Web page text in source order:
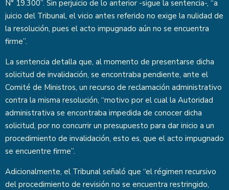
N° 19.300”. Sin perjuicio de lo anterior -sigue la sentencia-, “a
juicio del Tribunal, el vicio antes referido no exige la nulidad de
la resolución, pues el acto impugnado aún no se encuentra
firme”.
La sentencia detalla que, al momento de presentarse dicha
solicitud de invalidación, se encontraba pendiente, ante el
Comité de Ministros, un recurso de reclamación administrativo
contra la misma resolución, “motivo por el cual la Autoridad
administrativa se encontraba impedida de conocer dicha
solicitud, por no concurrir un presupuesto para dar inicio a un
procedimiento de invalidación, esto es, que el acto impugnado
se encuentre firme”.
Adicionalmente, el Tribunal señaló que “el régimen recursivo
del procedimiento de revisión no se encuentra restringido,